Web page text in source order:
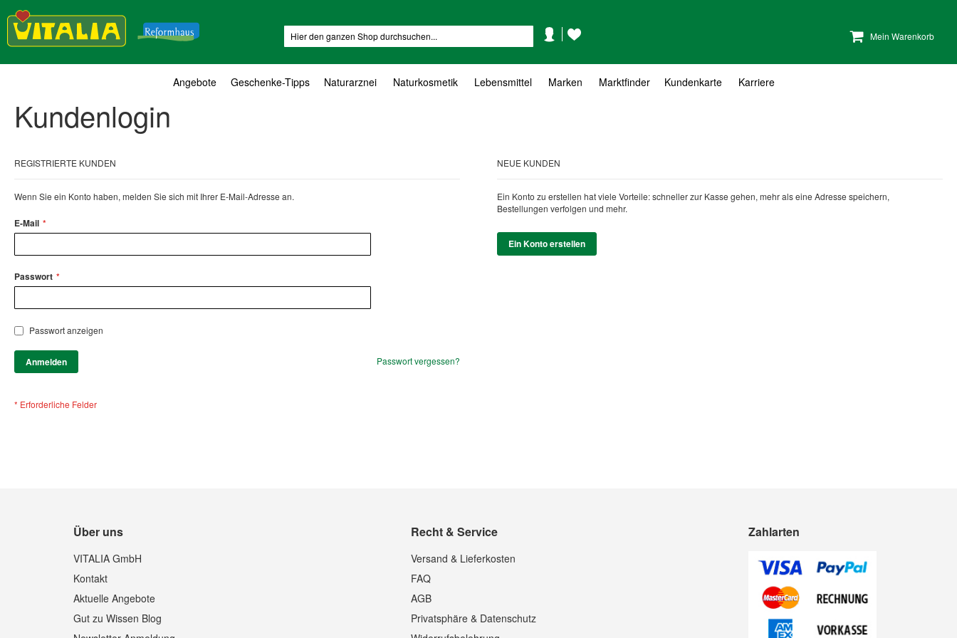
Mein Warenkorb
KontoWunschzettel
Angebote Geschenke-Tipps Naturarznei Naturkosmetik Lebensmittel Marken Marktfinder Kundenkarte Karriere
Kundenlogin
REGISTRIERTE KUNDEN
Wenn Sie ein Konto haben, melden Sie sich mit Ihrer E-Mail-Adresse an.
E-Mail
Passwort
Passwort anzeigen
Anmelden Passwort vergessen?
NEUE KUNDEN
Ein Konto zu erstellen hat viele Vorteile: schneller zur Kasse gehen, mehr als eine Adresse speichern,
Bestellungen verfolgen und mehr.
Ein Konto erstellen
Über uns
VITALIA GmbH
Kontakt
Aktuelle Angebote
Gut zu Wissen Blog
Recht & Service
Versand & Lieferkosten
FAQ
AGB
Privatsphäre & Datenschutz
Zahlarten